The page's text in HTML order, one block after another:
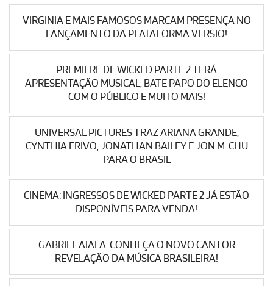
VIRGINIA E MAIS FAMOSOS MARCAM PRESENÇA NO
LANÇAMENTO DA PLATAFORMA VERSIO!
PREMIERE DE WICKED PARTE 2 TERÁ
APRESENTAÇÃO MUSICAL, BATE PAPO DO ELENCO
COM O PÚBLICO E MUITO MAIS!
UNIVERSAL PICTURES TRAZ ARIANA GRANDE,
CYNTHIA ERIVO, JONATHAN BAILEY E JON M. CHU
PARA O BRASIL
CINEMA: INGRESSOS DE WICKED PARTE 2 JÁ ESTÃO
DISPONÍVEIS PARA VENDA!
GABRIEL AIALA: CONHEÇA O NOVO CANTOR
REVELAÇÃO DA MÚSICA BRASILEIRA!